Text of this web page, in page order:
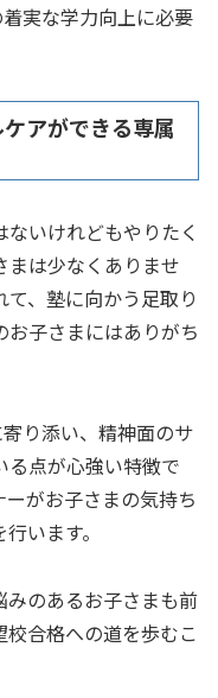
実な学力向上に必要
アができる専属
いけれどもやりたく
まは少なくありませ
、塾に向かう足取り
子さまにはありがち
り添い、精神面のサ
る点が心強い特徴で
がお子さまの気持ち
います。
みのあるお子さまも前
合格への道を歩むこ